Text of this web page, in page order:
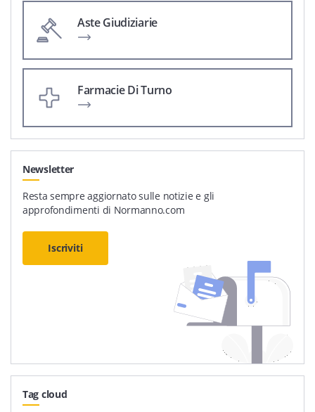
Aste Giudiziarie
Farmacie Di Turno
Newsletter
Resta sempre aggiornato sulle notizie e gli
approfondimenti di Normanno.com
Iscriviti
Tag cloud